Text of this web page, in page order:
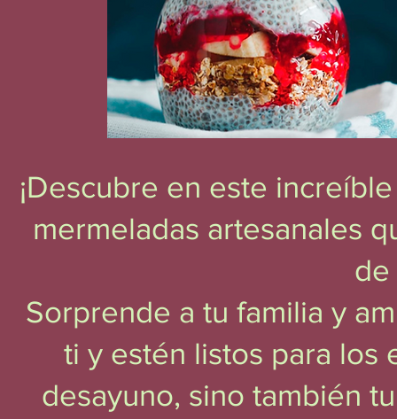
¡Descubre en este
mermeladas artesanales
de
Sorprende a tu familia y
ti y estén listos para los
desayuno, sino también